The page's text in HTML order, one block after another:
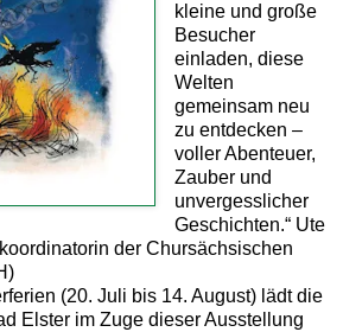
kleine und große
Besucher
einladen, diese
Welten
gemeinsam neu
zu entdecken –
voller Abenteuer,
Zauber und
unvergesslicher
Geschichten.“ Ute
der Chursächsischen
(20. Juli bis 14. August) lädt die
Elster im Zuge dieser Ausstellung